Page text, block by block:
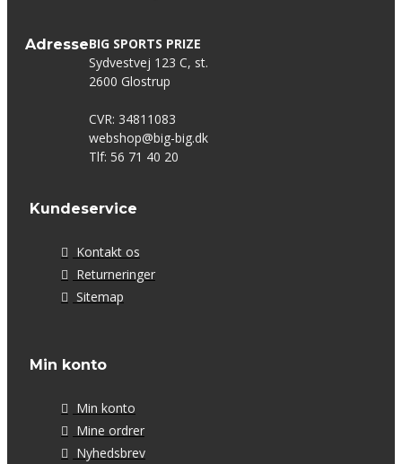
AdresseBIG SPORTS PRIZE
Sydvestvej 123 C, st.
2600 Glostrup
CVR: 34811083
webshop@big-big.dk
Tlf: 56 71 40 20
Kundeservice
Kontakt os
Returneringer
Sitemap
Min konto
Min konto
Mine ordrer
Nyhedsbrev